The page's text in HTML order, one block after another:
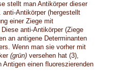
stellt man Antikörper dieser
anti-Antikörper (hergestellt
einer Ziege mit
anti-Antikörper (Ziege
an antigene Determinanten
Wenn man sie vorher mit
(grün) versehen hat (3),
Antigen einen fluoreszierenden